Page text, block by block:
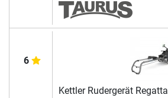
6
Kettler Rudergerät Regatta